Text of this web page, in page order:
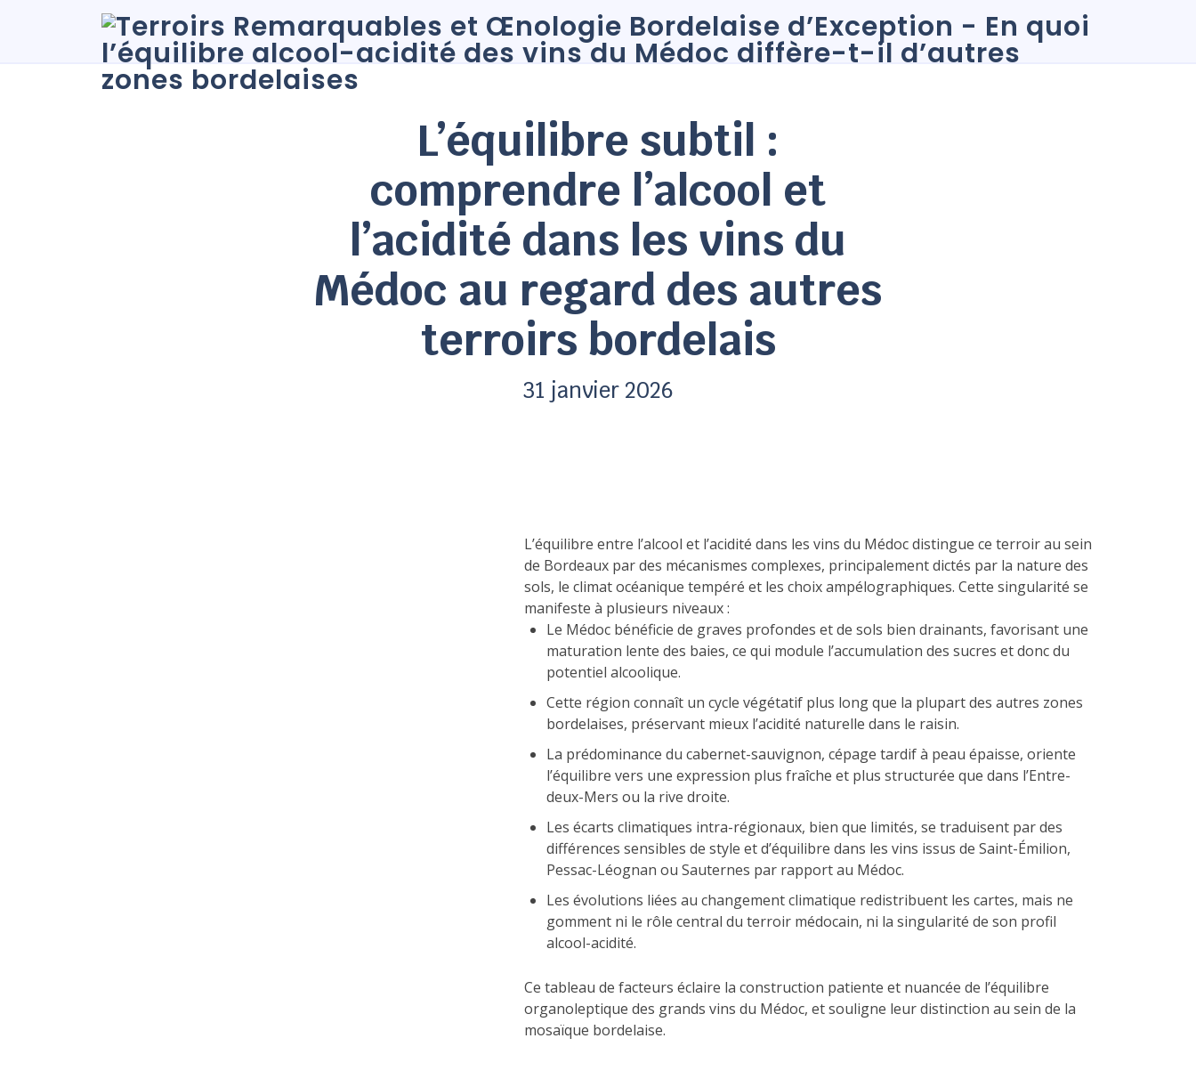
L’équilibre subtil :
comprendre l’alcool et
l’acidité dans les vins du
Médoc au regard des autres
terroirs bordelais
31 janvier 2026
L’équilibre entre l’alcool et l’acidité dans les vins du Médoc distingue ce terroir au sein
de Bordeaux par des mécanismes complexes, principalement dictés par la nature des
sols, le climat océanique tempéré et les choix ampélographiques. Cette singularité se
manifeste à plusieurs niveaux :
Le Médoc bénéficie de graves profondes et de sols bien drainants, favorisant une
maturation lente des baies, ce qui module l’accumulation des sucres et donc du
potentiel alcoolique.
Cette région connaît un cycle végétatif plus long que la plupart des autres zones
bordelaises, préservant mieux l’acidité naturelle dans le raisin.
La prédominance du cabernet-sauvignon, cépage tardif à peau épaisse, oriente
l’équilibre vers une expression plus fraîche et plus structurée que dans l’Entre-
deux-Mers ou la rive droite.
Les écarts climatiques intra-régionaux, bien que limités, se traduisent par des
différences sensibles de style et d’équilibre dans les vins issus de Saint-Émilion,
Pessac-Léognan ou Sauternes par rapport au Médoc.
Les évolutions liées au changement climatique redistribuent les cartes, mais ne
gomment ni le rôle central du terroir médocain, ni la singularité de son profil
alcool-acidité.
Ce tableau de facteurs éclaire la construction patiente et nuancée de l’équilibre
organoleptique des grands vins du Médoc, et souligne leur distinction au sein de la
mosaïque bordelaise.